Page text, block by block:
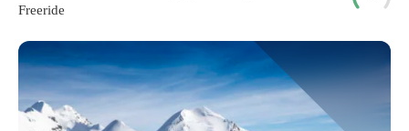
Freeride